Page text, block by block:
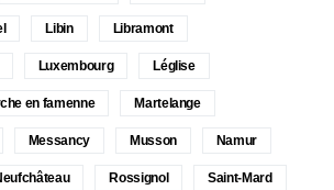
Libin Libramont
Luxembourg Léglise
en famenne Martelange
Messancy Musson Namur
Rossignol Saint-Mard